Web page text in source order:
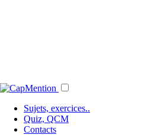
Sujets, exercices..
Quiz, QCM
Contacts